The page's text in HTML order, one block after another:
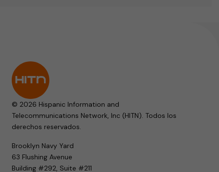
© 2026 Hispanic Information and
Telecommunications Network, Inc (HITN). Todos los
derechos reservados.
Brooklyn Navy Yard
63 Flushing Avenue
Building #292, Suite #211